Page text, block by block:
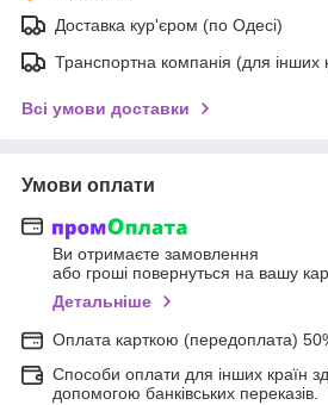
Доставка кур'єром (по Одесі)
Транспортна компанія (для інших
Всі умови доставки
Умови оплати
Ви отримаєте замовлення
або гроші повернуться на вашу
Детальніше
Оплата карткою (передоплата)
Способи оплати для інших країн
допомогою банківських переказів.